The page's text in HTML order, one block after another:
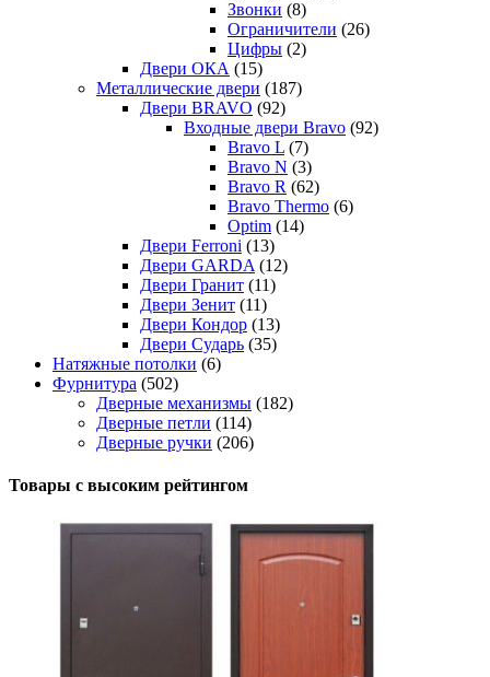
Звонки (8)
Ограничители (26)
Цифры (2)
Двери ОКА (15)
Металлические двери (187)
Двери BRAVO (92)
Входные двери Bravo (92)
Bravo L (7)
Bravo N (3)
Bravo R (62)
Bravo Thermo (6)
Optim (14)
Двери Ferroni (13)
Двери GARDA (12)
Двери Гранит (11)
Двери Зенит (11)
Двери Кондор (13)
Двери Сударь (35)
Натяжные потолки (6)
Фурнитура (502)
Дверные механизмы (182)
Дверные петли (114)
Дверные ручки (206)
Товары с высоким рейтингом